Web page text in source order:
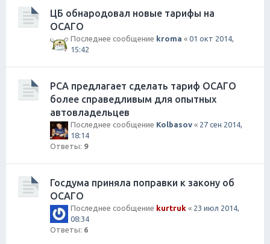
ЦБ обнародовал новые тарифы на
ОСАГО
Последнее сообщение kroma « 01 окт 2014,
15:42
РСА предлагает сделать тариф ОСАГО
более справедливым для опытных
автовладельцев
Последнее сообщение Kolbasov « 27 сен 2014,
18:14
Ответы: 9
Госдума приняла поправки к закону об
ОСАГО
Последнее сообщение kurtruk « 23 июл 2014,
08:34
Ответы: 6